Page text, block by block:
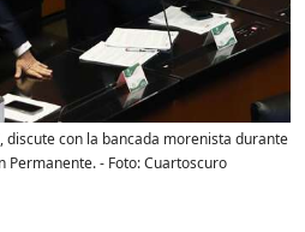
discute con la bancada morenista durante
Permanente.- Foto:Cuartoscuro